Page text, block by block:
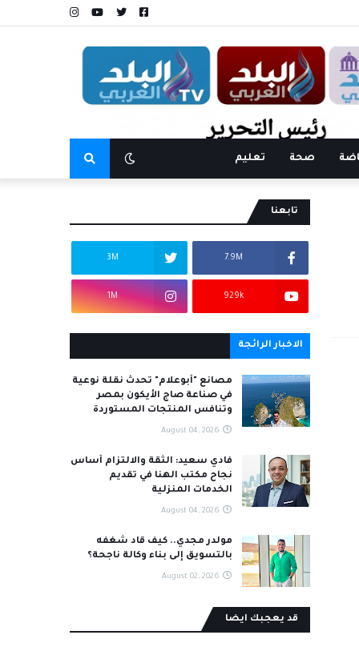
صحة تعليم
تابعنا
7.9M
3M
929k
1M
الاخبار الرائجة
مصانع "أبوعلام" تحدث نقلة نوعية
في صناعة صاج الأيكون بمصر
وتنافس المنتجات المستوردة
August 04, 2026
فادي سعيد: الثقة والالتزام أساس
نجاح مكتب الهنا في تقديم
الخدمات المنزلية
August 04, 2026
مولدر مجدي.. كيف قاد شغفه
بالتسويق إلى بناء وكالة ناجحة؟
August 02, 2026
قد يعجبك ايضا